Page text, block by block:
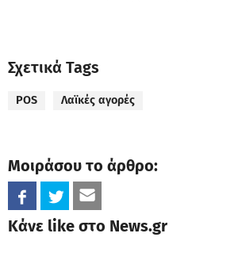
Σχετικά Tags
POS Λαϊκές αγορές
Μοιράσου το άρθρο:
Κάνε like στο News.gr